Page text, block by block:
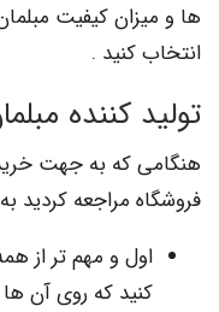
کیفیت مبلمان را جویا
.
مبلمان
که به جهت خریدمبلمان
مراجعه کردید به دو
و مهم تر از همه راحتی
که روی آن ها احساس